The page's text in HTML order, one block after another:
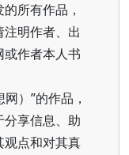
所有作品，
明作者、出
作者本人书
）”的作品，
享信息、助
观点和对其真